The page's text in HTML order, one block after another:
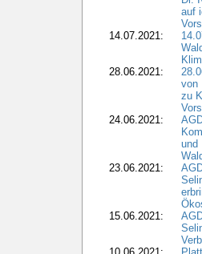
auf
14.07.2021:
28.06.2021:
von
zu
24.06.2021:
und
23.06.2021:
15.06.2021: